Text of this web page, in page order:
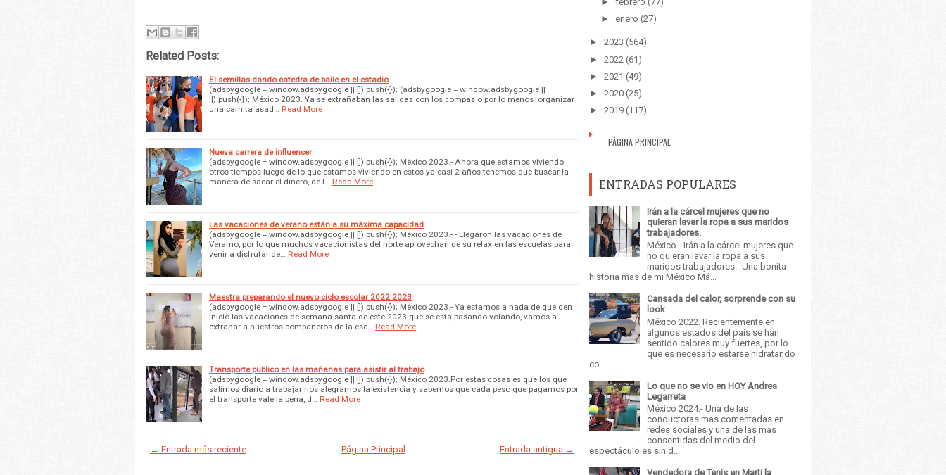
Related Posts:
El semillas dando catedra de baile en el estadio
(adsbygoogle = window.adsbygoogle || []).push({}); (adsbygoogle = window.adsbygoogle ||
[]).push({}); México 2023. Ya se extrañaban las salidas con los compas o por lo menos organizar
una carnita asad…
Read More
Nueva carrera de influencer
(adsbygoogle = window.adsbygoogle || []).push({}); México 2023.- Ahora que estamos viviendo
otros tiempos luego de lo que estamos viviendo en estos ya casi 2 años tenemos que buscar la
manera de sacar el dinero, de l…
Read More
Las vacaciones de verano están a su máxima capacidad
(adsbygoogle = window.adsbygoogle || []).push({}); México 2023.- - Llegaron las vacaciones de
Verarno, por lo que muchos vacacionistas del norte aprovechan de su relax en las escuelas para
venir a disfrutar de…
Read More
Maestra preparando el nuevo ciclo escolar 2022 2023
(adsbygoogle = window.adsbygoogle || []).push({}); México 2023.- Ya estamos a nada de que den
inicio las vacaciones de semana santa de este 2023 que se esta pasando volando, vamos a
extrañar a nuestros compañeros de la esc…
Read More
Transporte publico en las mañanas para asistir al trabajo
(adsbygoogle = window.adsbygoogle || []).push({}); México 2023.Por estas cosas es que los que
salimos diario a trabajar nos alegramos la existencia y sabemos que cada peso que pagamos por
el transporte vale la pena, d…
Read More
← Entrada más reciente Entrada antigua →
Página Principal
► enero (27)
► 2023 (564)
► 2022 (61)
► 2021 (49)
► 2020 (25)
► 2019 (117)
PÁGINA PRINCIPAL
ENTRADAS POPULARES
Irán a la cárcel mujeres que no
quieran lavar la ropa a sus maridos
trabajadores.
México.- Irán a la cárcel mujeres que
no quieran lavar la ropa a sus
maridos trabajadores.- Una bonita
historia mas de mi México Má...
Cansada del calor, sorprende con su
look
México 2022. Recientemente en
algunos estados del país se han
sentido calores muy fuertes, por lo
que es necesario estarse hidratando
co...
Lo que no se vio en HOY Andrea
Legarreta
México 2024.- Una de las
conductoras mas comentadas en
redes sociales y una de las mas
consentidas del medio del
espectáculo es sin d...
Vendedora de Tenis en Marti la